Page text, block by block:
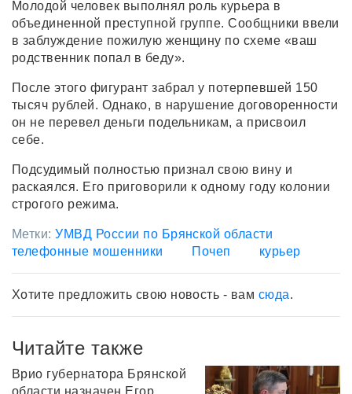
Молодой человек выполнял роль курьера в
объединенной преступной группе. Сообщники ввели
в заблуждение пожилую женщину по схеме «ваш
родственник попал в беду».
После этого фигурант забрал у потерпевшей 150
тысяч рублей. Однако, в нарушение договоренности
он не перевел деньги подельникам, а присвоил
себе.
Подсудимый полностью признал свою вину и
раскаялся. Его приговорили к одному году колонии
строгого режима.
Метки:УМВД России по Брянской области
телефонные мошенники
Почеп курьер
Хотите предложить свою новость - вам сюда.
Читайте также
Врио губернатора Брянской